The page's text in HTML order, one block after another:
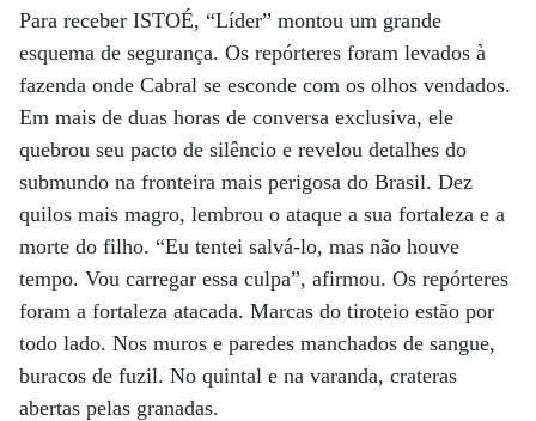
Para receber ISTOÉ, “Líder” montou um grande
esquema de segurança. Os repórteres foram levados à
fazenda onde Cabral se esconde com os olhos vendados.
Em mais de duas horas de conversa exclusiva, ele
quebrou seu pacto de silêncio e revelou detalhes do
submundo na fronteira mais perigosa do Brasil. Dez
quilos mais magro, lembrou o ataque a sua fortaleza e a
morte do filho. “Eu tentei salvá-lo, mas não houve
tempo. Vou carregar essa culpa”, afirmou. Os repórteres
foram a fortaleza atacada. Marcas do tiroteio estão por
todo lado. Nos muros e paredes manchados de sangue,
buracos de fuzil. No quintal e na varanda, crateras
abertas pelas granadas.